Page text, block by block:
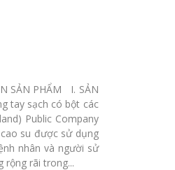
SẢN PHẨM I. SẢN
tay sạch có bột các
Public Company
su được sử dụng
nhân và người sử
rộng rãi trong...